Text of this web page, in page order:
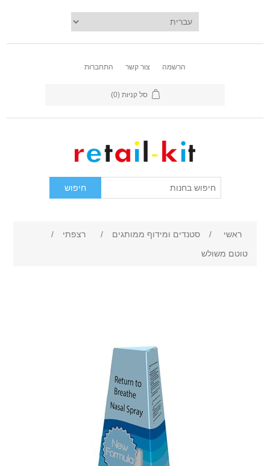
הרשמה צור קשר התחברות
סל קניות (0)
ראשי / סטנדים ומידוף ממותגים / רצפתי
/
טוטם משולש